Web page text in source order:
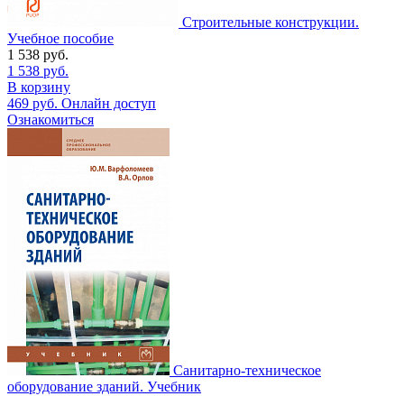
Строительные конструкции.
Учебное пособие
1 538 руб.
1 538 руб.
В корзину
469 руб. Онлайн доступ
Ознакомиться
Санитарно-техническое
оборудование зданий. Учебник